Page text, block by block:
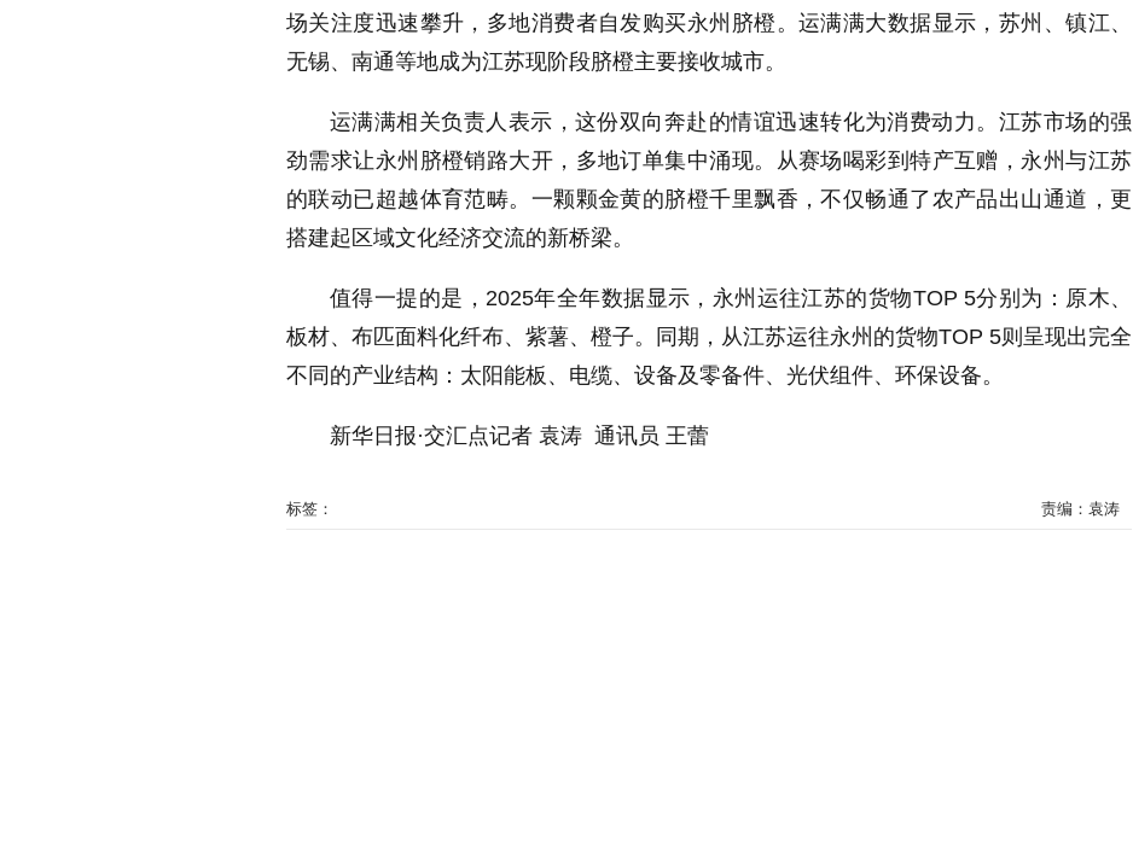
场关注度迅速攀升，多地消费者自发购买永州脐橙。运满满大数据显示，苏州、镇江、
无锡、南通等地成为江苏现阶段脐橙主要接收城市。
运满满相关负责人表示，这份双向奔赴的情谊迅速转化为消费动力。江苏市场的强
劲需求让永州脐橙销路大开，多地订单集中涌现。从赛场喝彩到特产互赠，永州与江苏
的联动已超越体育范畴。一颗颗金黄的脐橙千里飘香，不仅畅通了农产品出山通道，更
搭建起区域文化经济交流的新桥梁。
值得一提的是，2025年全年数据显示，永州运往江苏的货物TOP 5分别为：原木、
板材、布匹面料化纤布、紫薯、橙子。同期，从江苏运往永州的货物TOP 5则呈现出完全
不同的产业结构：太阳能板、电缆、设备及零备件、光伏组件、环保设备。
新华日报·交汇点记者 袁涛 通讯员 王蕾
标签： 责编：袁涛